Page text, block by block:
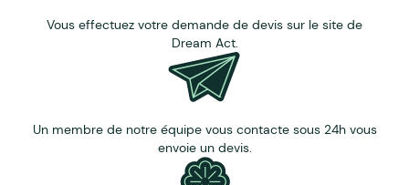
Vous effectuez votre demande de devis sur le site de
Dream Act.
Un membre de notre équipe vous contacte sous 24h vous
envoie un devis.